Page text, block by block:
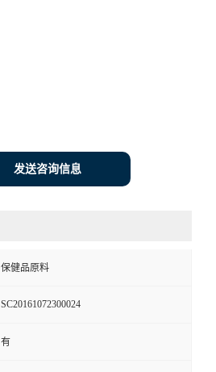
发送咨询信息
保健品原料
SC20161072300024
有